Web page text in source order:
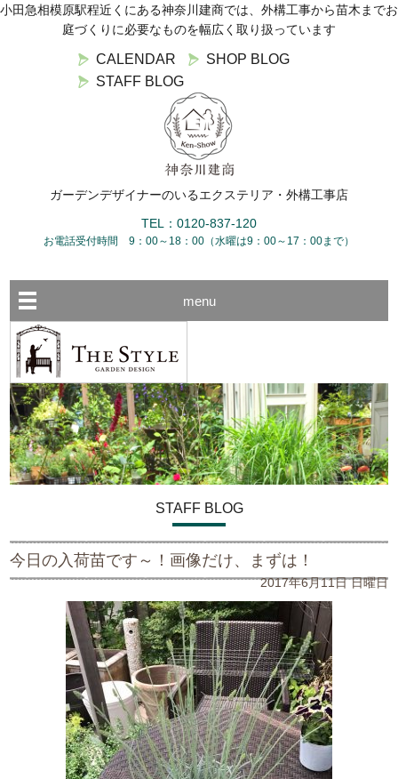
小田急相模原駅程近くにある神奈川建商では、外構工事から苗木までお
庭づくりに必要なものを幅広く取り扱っています
CALENDAR
SHOP BLOG
STAFF BLOG
ガーデンデザイナーのいるエクステリア・外構工事店
TEL：0120-837-120
お電話受付時間 9：00～18：00（水曜は9：00～17：00まで）
menu
STAFF BLOG
今日の入荷苗です～！画像だけ、まずは！
2017年6月11日 日曜日